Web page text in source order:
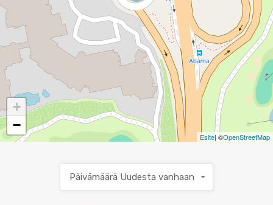
+
−
Esite| ©OpenStreetMap
Päivämäärä Uudesta vanhaan